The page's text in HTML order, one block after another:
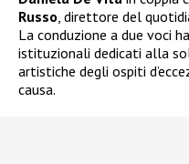
Russo , direttore del
La conduzione a due voci
istituzionali dedicati alla
artistiche degli ospiti
causa.